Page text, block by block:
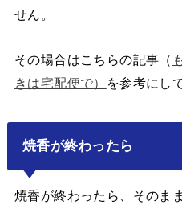
せん。
その場合はこちらの記事（
きは宅配便で）
を参考にし
焼香が終わったら
焼香が終わったら、そのま